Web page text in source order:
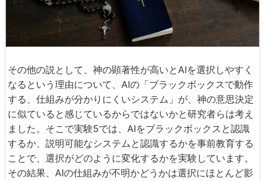
その他の説として、神の顕著性が高いとAIを選択しやすく
なるという理由について、AIの「ブラックボックスで動作
する、仕組みが分かりにくいシステム」が、神の意思決定
に似ていると感じているからではないかと研究者らは考え
ました。そこで実験5では、AIをブラックボックスと認識
するか、説明可能なシステムと認識するかを事前教育する
ことで、選択がどのように変化するかを実験しています。
その結果、AIの仕組みが不明かどうかは選択にほとんど影